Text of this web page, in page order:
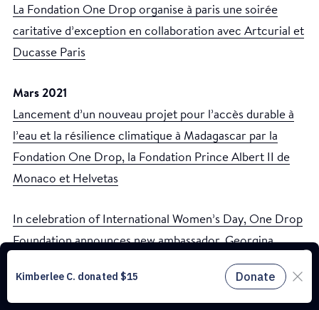
La Fondation One Drop organise à paris une soirée
caritative d’exception en collaboration avec Artcurial et
Ducasse Paris
Mars 2021
Lancement d’un nouveau projet pour l’accès durable à
l’eau et la résilience climatique à Madagascar par la
Fondation One Drop, la Fondation Prince Albert II de
Monaco et Helvetas
In celebration of International Women’s Day, One Drop
Foundation announces new ambassador, Georgina
2020
et améliorer l’expérience utilisateur. En utilisant notre site web, vous
acceptez tous les cookies conformément à notre politique relative aux